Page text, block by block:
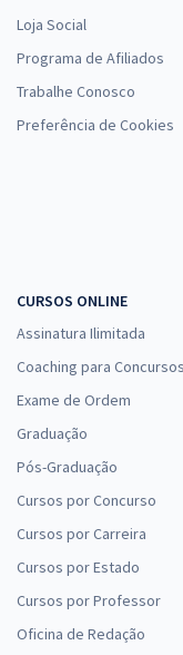
Loja Social
Programa de Afiliados
Trabalhe Conosco
Preferência de Cookies
CURSOS ONLINE
Assinatura Ilimitada
Coaching para Concursos
Exame de Ordem
Graduação
Pós-Graduação
Cursos por Concurso
Cursos por Carreira
Cursos por Estado
Cursos por Professor
Oficina de Redação